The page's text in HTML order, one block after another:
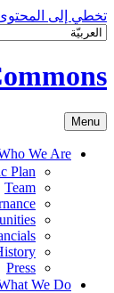
تخطي إلى
Menu
We Are
Plan
Team
Press
We Do